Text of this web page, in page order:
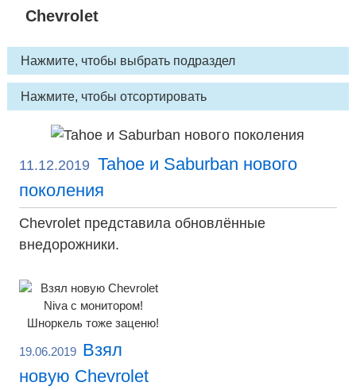
Chevrolet
11.12.2019 Tahoe и Saburban нового
поколения
Chevrolet представила обновлённые
внедорожники.
19.06.2019 Взял
новую Chevrolet